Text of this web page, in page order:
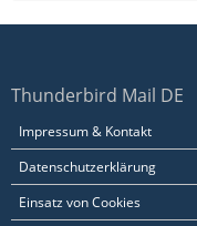
Thunderbird Mail DE
Impressum & Kontakt
Datenschutzerklärung
Einsatz von Cookies